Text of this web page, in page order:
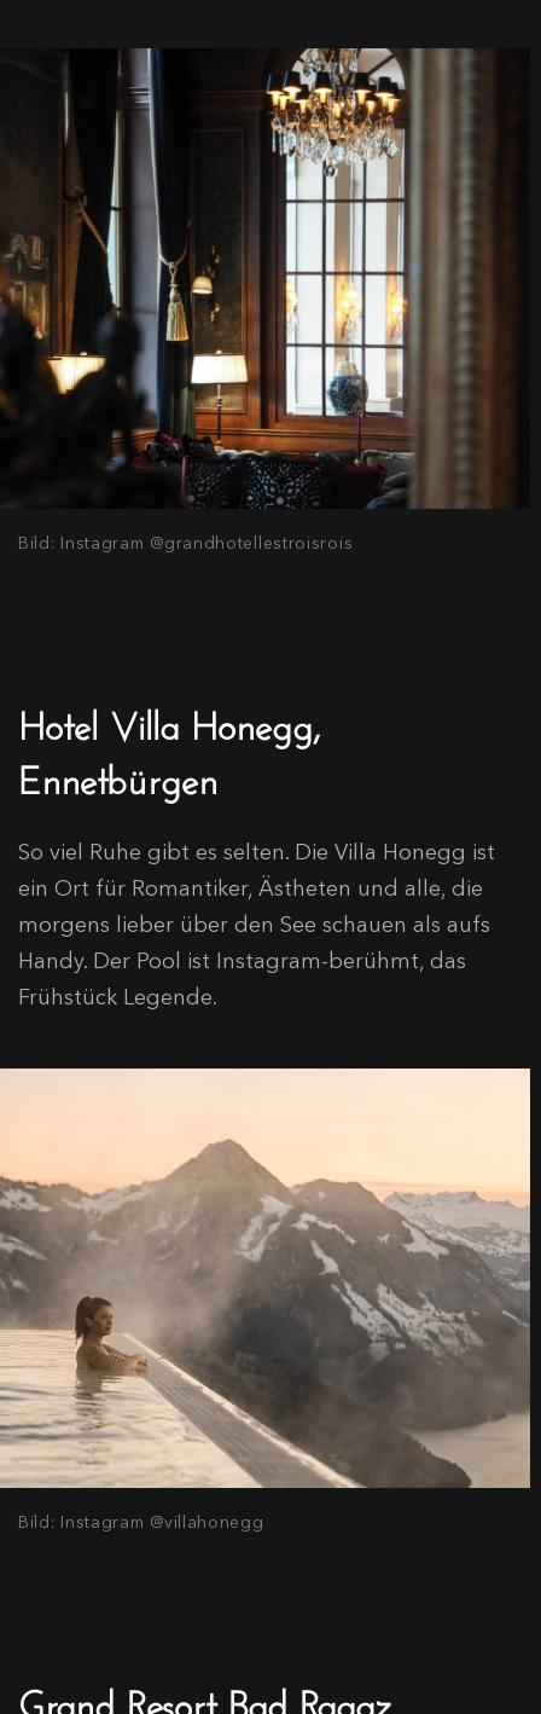
Bild: Instagram @grandhotellestroisrois
Hotel Villa Honegg,
Ennetbürgen
So viel Ruhe gibt es selten. Die Villa Honegg ist
ein Ort für Romantiker, Ästheten und alle, die
morgens lieber über den See schauen als aufs
Handy. Der Pool ist Instagram-berühmt, das
Frühstück Legende.
Bild: Instagram @villahonegg
Grand Resort Bad Ragaz